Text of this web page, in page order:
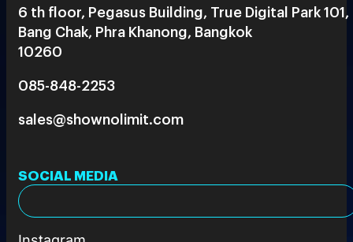
6 th floor, Pegasus Building, True Digital Park 101,
Bang Chak, Phra Khanong, Bangkok
10260
085-848-2253
sales@shownolimit.com
SOCIAL MEDIA